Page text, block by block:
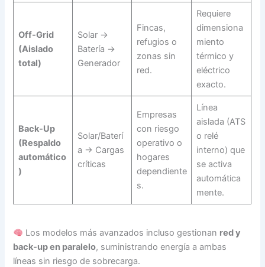
Off-Grid
(Aislado
total)
Solar →
Batería →
Generador
Fincas,
refugios o
zonas sin
red.
Requiere
dimensiona
miento
térmico y
eléctrico
exacto.
Back-Up
(Respaldo
automático
)
Solar/Baterí
a → Cargas
críticas
Empresas
con riesgo
operativo o
hogares
dependiente
s.
Línea
aislada (ATS
o relé
interno) que
se activa
automática
mente.
Los modelos más avanzados incluso gestionan red y
back-up en paralelo, suministrando energía a ambas
líneas sin riesgo de sobrecarga.